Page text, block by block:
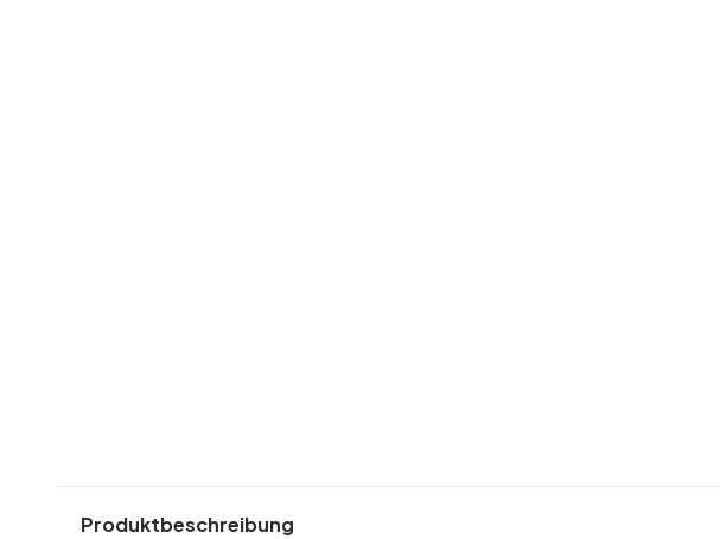
Produktbeschreibung